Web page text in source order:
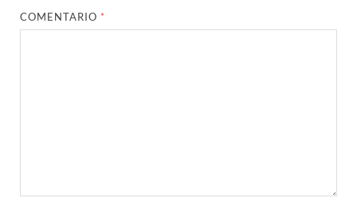
COMENTARIO *